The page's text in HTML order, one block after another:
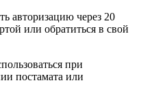
авторизацию через 20
или обратиться в свой
при
постамата или